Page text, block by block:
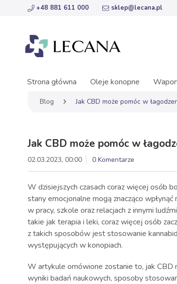
+48 881 611 000 sklep@lecana.pl
Strona główna Oleje konopne
Blog Jak CBD może pomóc w
Jak CBD może pomóc w
02.03.2023, 00:00 0 Komentarze
W dzisiejszych czasach coraz więcej osób
stany emocjonalne mogą znacząco
w pracy, szkole oraz relacjach z innymi
takie jak terapia i leki, coraz więcej osób
z takich sposobów jest stosowanie
występujących w konopiach.
W artykule omówione zostanie to, jak CBD
wyniki badań naukowych, sposoby